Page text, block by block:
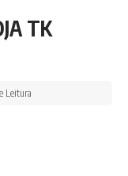
TK
Leitura